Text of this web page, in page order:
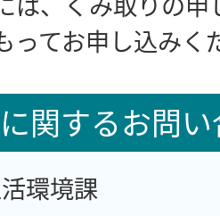
ってお申し込みく
関するお問
環境課